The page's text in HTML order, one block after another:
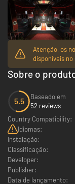
Atenção, os
disponíveis no
Sobre o
5.5
Baseado em
52 reviews
Country Compatibility:
Idiomas:
Instalação:
Classificação:
Developer:
Publisher:
Data de lançamento: